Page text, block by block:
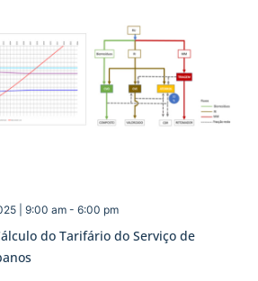
e
de
do Tarifário do Serviço de
| 9:00 am- 6:00 pm